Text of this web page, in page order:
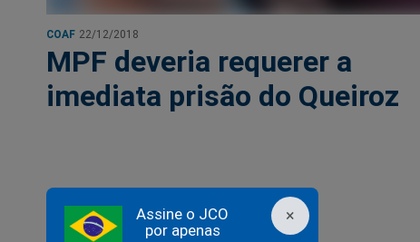
×
Assine o JCO
por apenas
COAF 22/12/2018
MPF deveria requerer a
imediata prisão do Queiroz